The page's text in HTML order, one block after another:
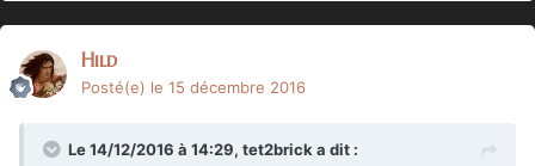
Hild
Posté(e) le 15 décembre 2016
Le 14/12/2016 à 14:29, tet2brick a dit :